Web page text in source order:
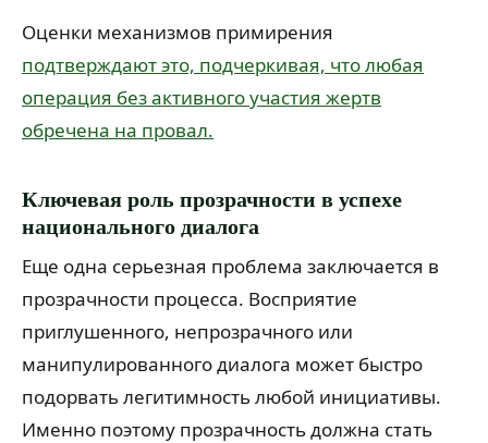
Оценки механизмов примирения
подтверждают это, подчеркивая, что любая
операция без активного участия жертв
обречена на провал.
Ключевая роль прозрачности в успехе
национального диалога
Еще одна серьезная проблема заключается в
прозрачности процесса. Восприятие
приглушенного, непрозрачного или
манипулированного диалога может быстро
подорвать легитимность любой инициативы.
Именно поэтому прозрачность должна стать